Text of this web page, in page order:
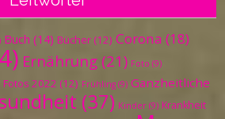
Buch (14) Bücher (12) Corona (18)
Ernährung (21) Foto (9)
Fotos 2022 (12) Frühling (9) Ganzheitliche
(37) Kinder (9) Krankheit